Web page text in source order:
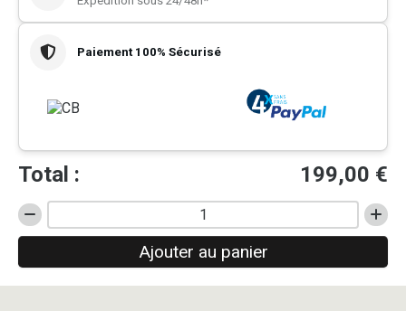
Paiement 100% Sécurisé
Total : 199,00 €
quantité
de
déco
Quad
Ajouter au panier